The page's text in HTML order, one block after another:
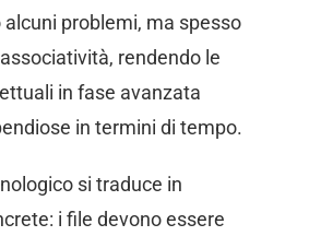
problemi, ma spesso
rendendo le
in fase avanzata
in termini di tempo.
si traduce in
i file devono essere